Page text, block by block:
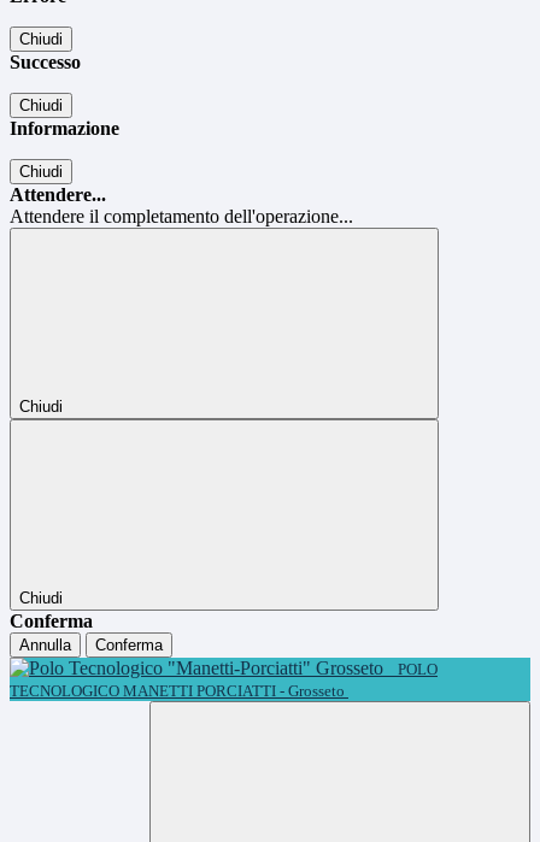
Chiudi
Successo
Chiudi
Informazione
Chiudi
Attendere...
Attendere il completamento dell'operazione...
Chiudi
Chiudi
Conferma
Annulla
Conferma
POLO
TECNOLOGICO MANETTI PORCIATTI - Grosseto